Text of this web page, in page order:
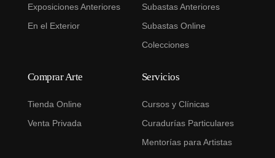
Exposiciones Anteriores
En el Exterior
Subastas Anteriores
Subastas Online
Colecciones
Comprar Arte
Tienda Online
Venta Privada
Servicios
Cursos y Clínicas
Curadurías Particulares
Mentorías para Artistas